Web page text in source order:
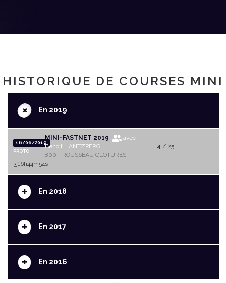
HISTORIQUE DE COURSES MINI
+En 2019
16/06/2019
PROTO
MINI-FASTNET 2019
avec
Benoit HANTZPERG
800 - ROUSSEAU CLOTURES
4 / 25
3j16h44m54s
+ En 2018
+ En 2017
+ En 2016